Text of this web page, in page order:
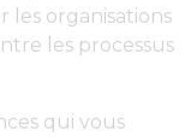
les organisations
les processus
qui vous